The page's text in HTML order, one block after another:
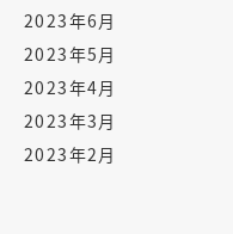
2023年6月
2023年5月
2023年4月
2023年3月
2023年2月